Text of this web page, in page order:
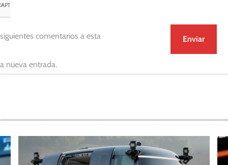
comentarios a esta
nueva entrada.